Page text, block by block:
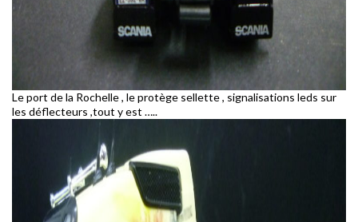
Le port de la Rochelle , le protège sellette , signalisations leds sur
les déflecteurs ,tout y est …..